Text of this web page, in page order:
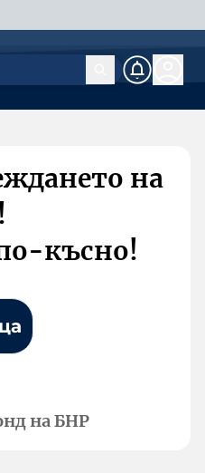
на
късно!
на БНР